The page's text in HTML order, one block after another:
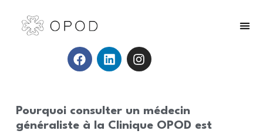
Pourquoi consulter un médecin
généraliste à la Clinique OPOD est